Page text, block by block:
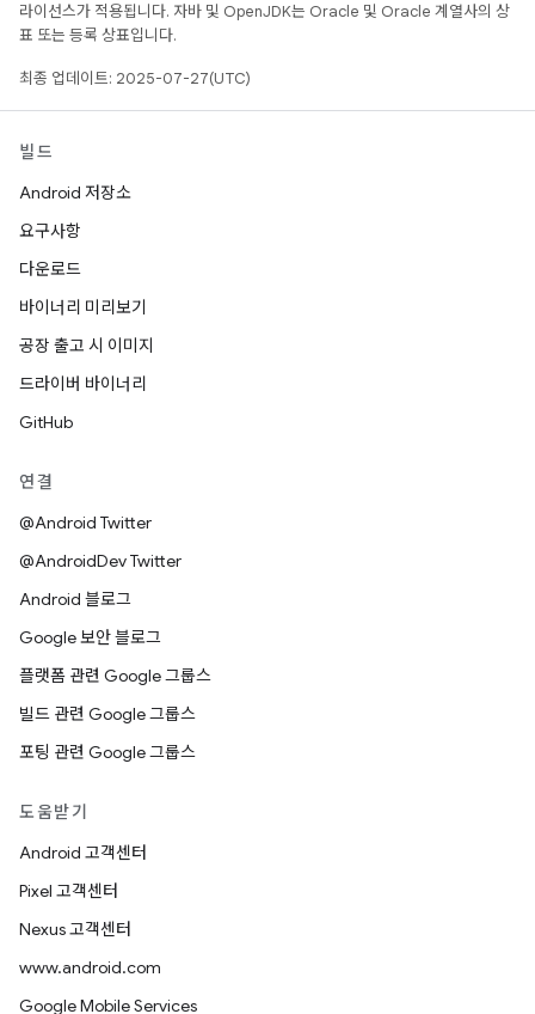
라이선스가 적용됩니다. 자바 및 OpenJDK는 Oracle 및 Oracle 계열사의 상
표 또는 등록 상표입니다.
최종 업데이트: 2025-07-27(UTC)
빌드
Android 저장소
요구사항
다운로드
바이너리 미리보기
공장 출고 시 이미지
드라이버 바이너리
GitHub
연결
@Android Twitter
@AndroidDev Twitter
Android 블로그
Google 보안 블로그
플랫폼 관련 Google 그룹스
빌드 관련 Google 그룹스
포팅 관련 Google 그룹스
도움받기
Android 고객센터
Pixel 고객센터
Nexus 고객센터
www.android.com
Google Mobile Services